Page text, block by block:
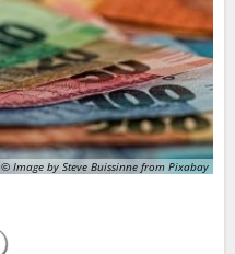
© Image by Steve Buissinne from Pixabay